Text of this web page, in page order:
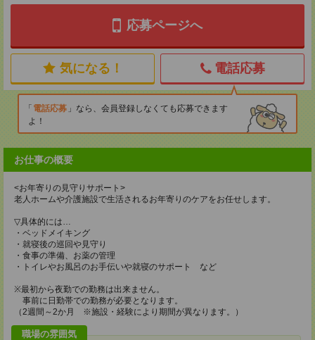
応募ページへ
気になる！ 電話応募
電話応募
なら、会員登録しなくても応募できます
よ！
お仕事の概要
<お年寄りの見守りサポート>
老人ホームや介護施設で生活されるお年寄りのケアをお任せします。
▽具体的には…
・ベッドメイキング
・就寝後の巡回や見守り
・食事の準備、お薬の管理
・トイレやお風呂のお手伝いや就寝のサポート など
※最初から夜勤での勤務は出来ません。
事前に日勤帯での勤務が必要となります。
（2週間～2か月 ※施設・経験により期間が異なります。）
職場の雰囲気